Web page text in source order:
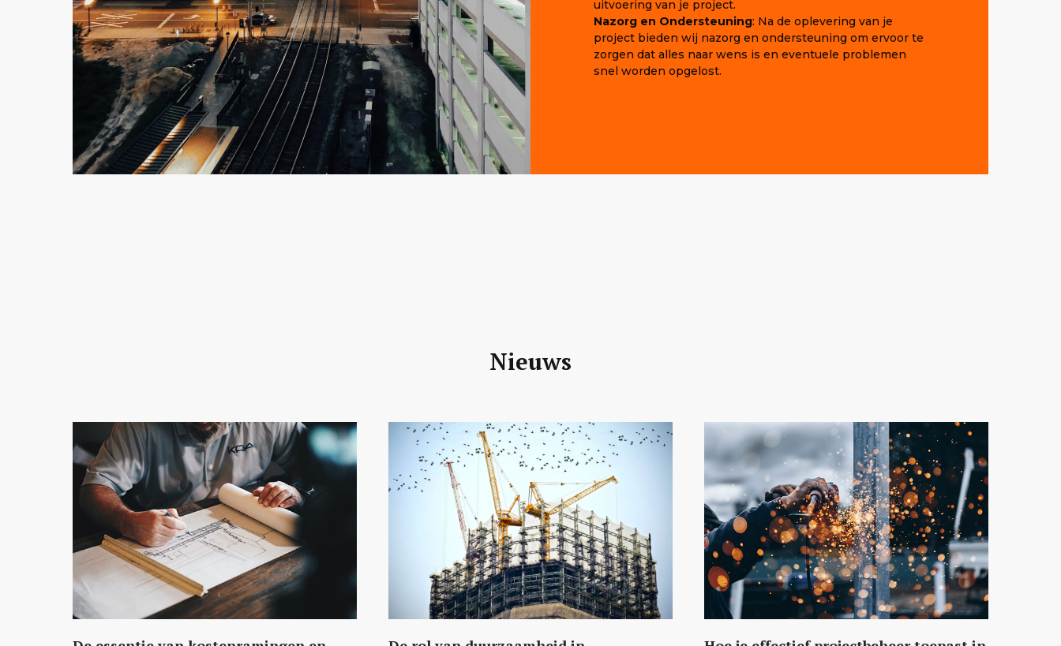
uitvoering van je project.
Nazorg en Ondersteuning: Na de oplevering van je
project bieden wij nazorg en ondersteuning om ervoor te
zorgen dat alles naar wens is en eventuele problemen
snel worden opgelost.
Nieuws